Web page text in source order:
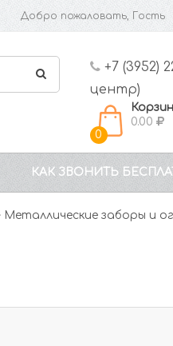
Добро пожаловать, Гость
+7 (3952)
центр)
0
0.00
КАК ЗВОНИТЬ
Металлические заборы и